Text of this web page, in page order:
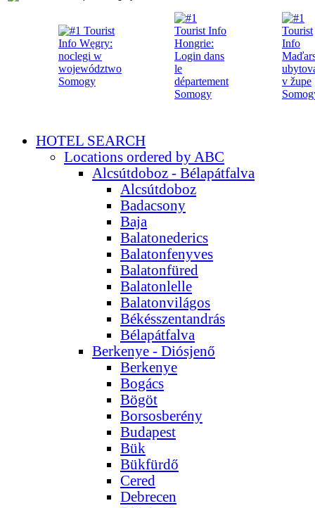
HOTEL SEARCH
Locations ordered by ABC
Alcsútdoboz - Bélapátfalva
Alcsútdoboz
Badacsony
Baja
Balatonederics
Balatonfenyves
Balatonfüred
Balatonlelle
Balatonvilágos
Békésszentandrás
Bélapátfalva
Berkenye - Diósjenő
Berkenye
Bogács
Bögöt
Borsosberény
Budapest
Bük
Bükfürdő
Cered
Debrecen